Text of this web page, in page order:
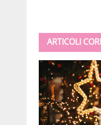
ARTICOLI